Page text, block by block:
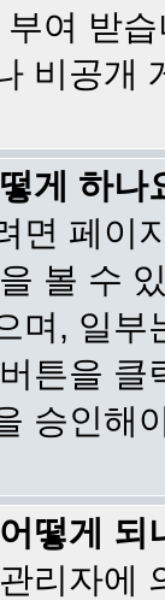
여 받
비공개
게 하나
면 페이
볼 수
며, 일
튼을
승인해
떻게 되
리자에